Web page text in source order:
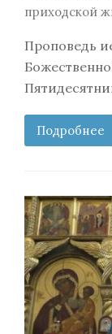
приходской
Проповедь
Подробнее